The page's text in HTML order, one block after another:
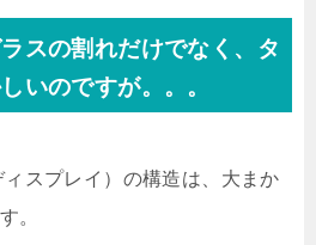
スの割れだけでなく、タ
いのですが。。。
スプレイ）の構造は、大まか
。